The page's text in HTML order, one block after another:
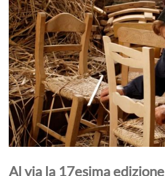
Al via la 17esima edizione